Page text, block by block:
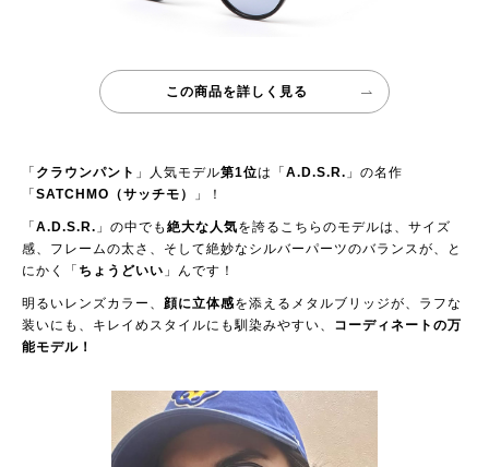
この商品を詳しく見る
「 クラウンパント 」人気モデル第1位は「A.D.S.R. 」の名作
「SATCHMO（サッチモ） 」！
「A.D.S.R. 」の中でも 絶大な人気を誇るこちらのモデルは、サイズ
感、フレームの太さ、そして絶妙なシルバーパーツのバランスが、と
にかく「 ちょうどいい 」んです！
明るいレンズカラー、 顔に立体感を添えるメタルブリッジが、ラフな
装いにも、キレイめスタイルにも馴染みやすい、 コーディネートの万
能モデル！